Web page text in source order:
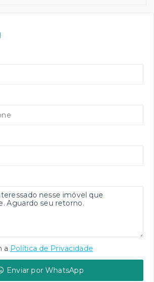
a Política de Privacidade
Enviar por WhatsApp